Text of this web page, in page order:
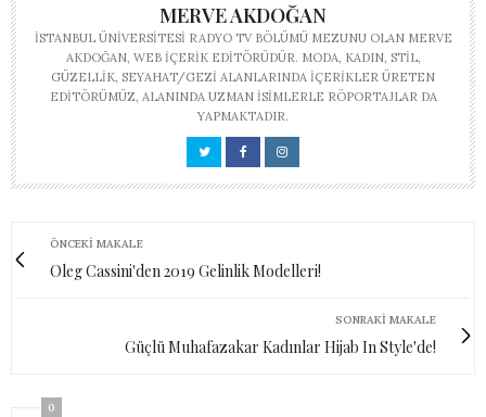
MERVE AKDOĞAN
İSTANBUL ÜNIVERSITESI RADYO TV BÖLÜMÜ MEZUNU OLAN MERVE
AKDOĞAN, WEB IÇERIK EDITÖRÜDÜR. MODA, KADIN, STIL,
GÜZELLIK, SEYAHAT/GEZI ALANLARINDA IÇERIKLER ÜRETEN
EDITÖRÜMÜZ, ALANINDA UZMAN ISIMLERLE RÖPORTAJLAR DA
YAPMAKTADIR.
ÖNCEKI MAKALE
Oleg Cassini'den 2019 Gelinlik Modelleri!
SONRAKI MAKALE
Güçlü Muhafazakar Kadınlar Hijab In Style'de!
0